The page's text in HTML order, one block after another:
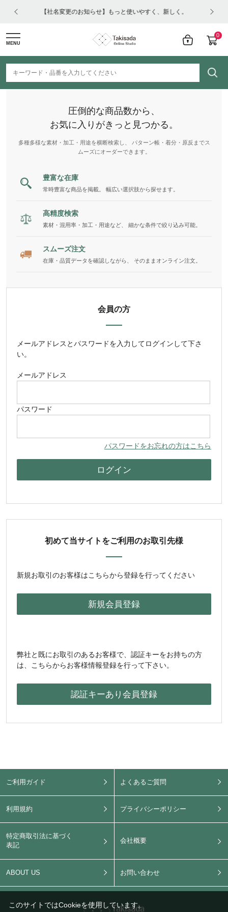
【社名変更のお知らせ】もっと使いやすく、新しく。
0
MENU
圧倒的な商品数から、
お気に入りがきっと見つかる。
多種多様な素材・加工・用途を横断検索し、 パターン帳・着分・原反までス
ムーズにオーダーできます。
豊富な在庫
常時豊富な商品を掲載。 幅広い選択肢から探せます。
高精度検索
素材・混用率・加工・用途など、 細かな条件で絞り込み可能。
スムーズ注文
在庫・品質データを確認しながら、 そのままオンライン注文。
会員の方
メールアドレス とパスワードを入力してログインして下さ
い。
メールアドレス
パスワード
パスワードをお忘れの方はこちら
初めて当サイトをご利用のお取引先様
新規お取引のお客様はこちらから登録を行ってください
弊社と既にお取引のあるお客様で、認証キーをお持ちの方
は、こちらからお客様情報登録を行って下さい。
ご利用ガイド よくあるご質問
利用規約 プライバシーポリシー
特定商取引法に基づく
表記
会社概要
ABOUT US お問い合わせ
このサイトではCookieを使用しています。